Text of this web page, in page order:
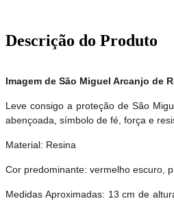
Descrição do Produto
Imagem de São Miguel Arcanjo de
Leve consigo a proteção de São
abençoada, símbolo de fé, força e
Material: Resina
Cor predominante: vermelho escuro,
Medidas Aproximadas: 13 cm de